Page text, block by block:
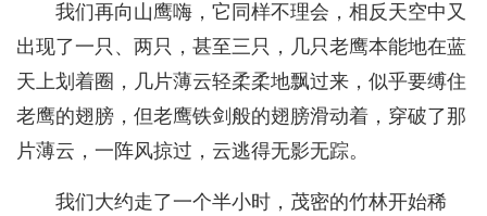
我们再向山鹰嗨，它同样不理会，相反天空中又
出现了一只、两只，甚至三只，几只老鹰本能地在蓝
天上划着圈，几片薄云轻柔柔地飘过来，似乎要缚住
老鹰的翅膀，但老鹰铁剑般的翅膀滑动着，穿破了那
片薄云，一阵风掠过，云逃得无影无踪。
我们大约走了一个半小时，茂密的竹林开始稀